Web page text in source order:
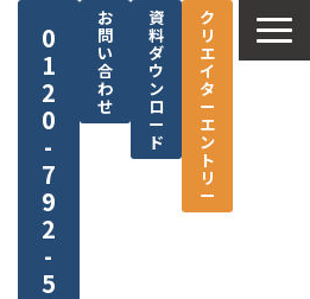
0
1
2
0
-
7
9
2
-
5
お
問
い
合
わ
せ
資
料
ダ
ウ
ン
ロ
ー
ド
ク
リ
エ
イ
タ
ー
エ
ン
ト
リ
ー